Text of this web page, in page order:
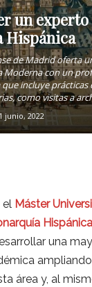
un
Hispánica
de Madrid oferta
Moderna con un
incluye prácticas
como visitas a
1 junio, 2022
el Máster
Hispánica
una
área y, al